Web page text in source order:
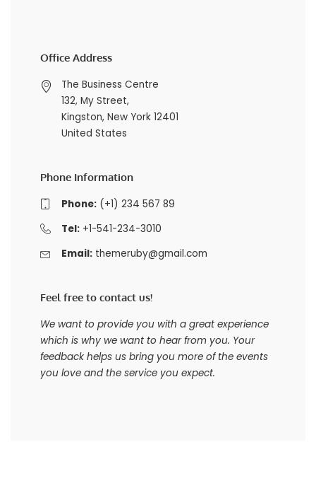
Office Address
The Business Centre
132, My Street,
Kingston, New York 12401
United States
Phone Information
Phone:(+1) 234 567 89
Tel:+1-541-234-3010
Email: themeruby@gmail.com
Feel free to contact us!
We want to provide you with a great experience
which is why we want to hear from you. Your
feedback helps us bring you more of the events
you love and the service you expect.